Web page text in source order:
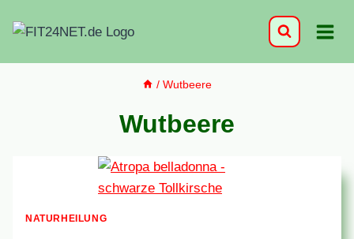
Inhalt
/ Wutbeere
Wutbeere
NATURHEILUNG